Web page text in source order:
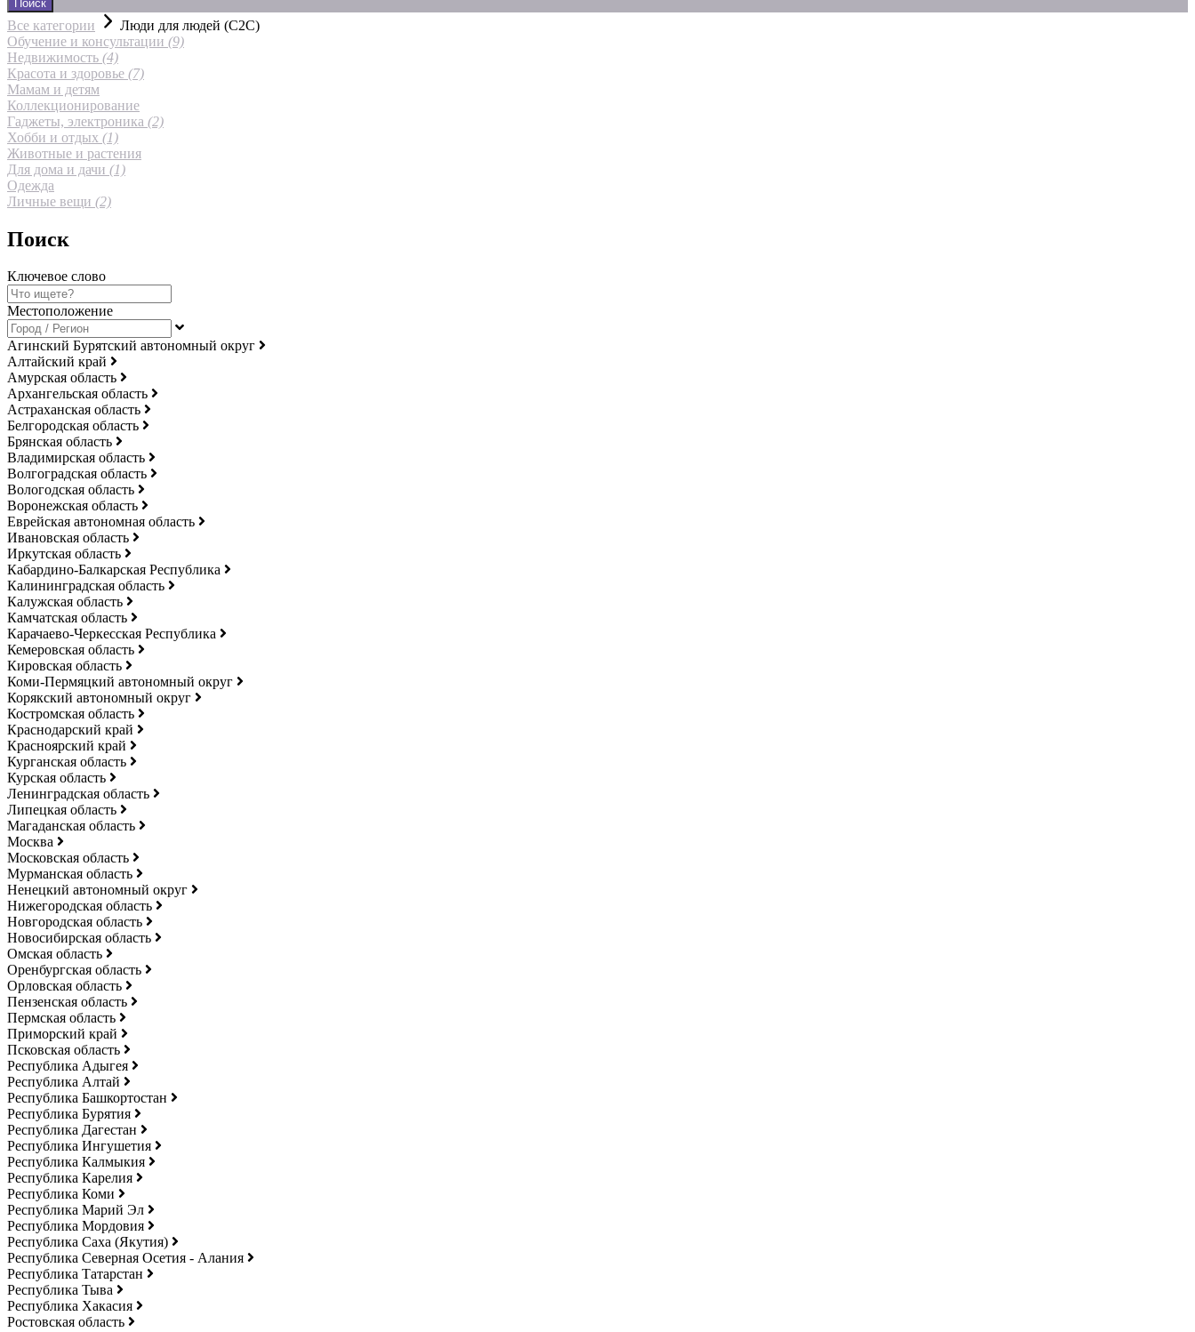
Поиск
Все категории
Люди для людей (С2С)
Обучение и консультации (9)
Недвижимость (4)
Красота и здоровье (7)
Мамам и детям
Коллекционирование
Гаджеты, электроника (2)
Хобби и отдых (1)
Животные и растения
Для дома и дачи (1)
Одежда
Личные вещи (2)
Поиск
Ключевое слово
Местоположение
Агинский Бурятский автономный округ
Алтайский край
Амурская область
Архангельская область
Астраханская область
Белгородская область
Брянская область
Владимирская область
Волгоградская область
Вологодская область
Воронежская область
Еврейская автономная область
Ивановская область
Иркутская область
Кабардино-Балкарская Республика
Калининградская область
Калужская область
Камчатская область
Карачаево-Черкесская Республика
Кемеровская область
Кировская область
Коми-Пермяцкий автономный округ
Корякский автономный округ
Костромская область
Краснодарский край
Красноярский край
Курганская область
Курская область
Ленинградская область
Липецкая область
Магаданская область
Москва
Московская область
Мурманская область
Ненецкий автономный округ
Нижегородская область
Новгородская область
Новосибирская область
Омская область
Оренбургская область
Орловская область
Пензенская область
Пермская область
Приморский край
Псковская область
Республика Адыгея
Республика Алтай
Республика Башкортостан
Республика Бурятия
Республика Дагестан
Республика Ингушетия
Республика Калмыкия
Республика Карелия
Республика Коми
Республика Марий Эл
Республика Мордовия
Республика Саха (Якутия)
Республика Северная Осетия - Алания
Республика Татарстан
Республика Тыва
Республика Хакасия
Ростовская область